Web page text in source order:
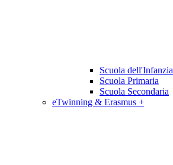
Scuola dell'Infanzia
Scuola Primaria
Scuola Secondaria
eTwinning & Erasmus +